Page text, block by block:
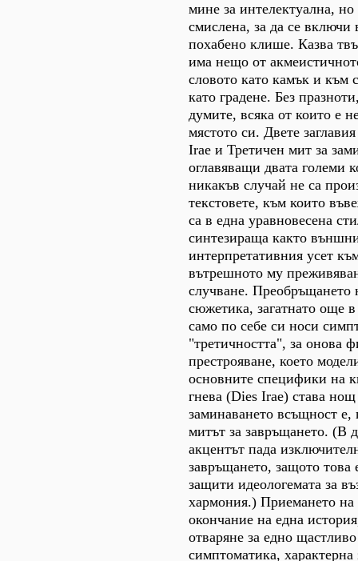
мине за интелектуална, но
смислена, за да се включи
похабено клише. Казва
има нещо от
словото като камък и към
като градене. Без
думите, всяка от които е
мястото си. Двете
Irae и Третичен мит за
оглавяващи двата големи
никакъв случай не са
текстовете, към които
са в една уравновесена
синтезираща както
интерпретативния усет
вътрешното му
случване. Преобръщането
сюжетика, загатнато още в
само по себе си носи
"третичността", за онова
престрояване, което
основните специфики на
гнева (Dies Irae) става
заминаването всъщност е,
митът за завръщането. (В
акцентът пада
завръщането, защото това
защити идеологемата за
хармония.) Приемането на
окончание на една
отваряне за едно
симптоматика, характерна